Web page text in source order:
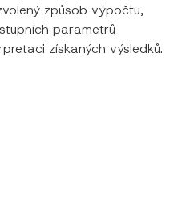
způsob výpočtu,
parametrů
získaných výsledků.